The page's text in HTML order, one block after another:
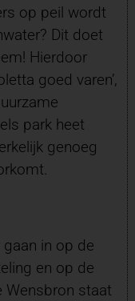
op peil wordt
Dit doet
Hierdoor
goed varen’,
park heet
genoeg
in op de
en op de
Wensbron staat